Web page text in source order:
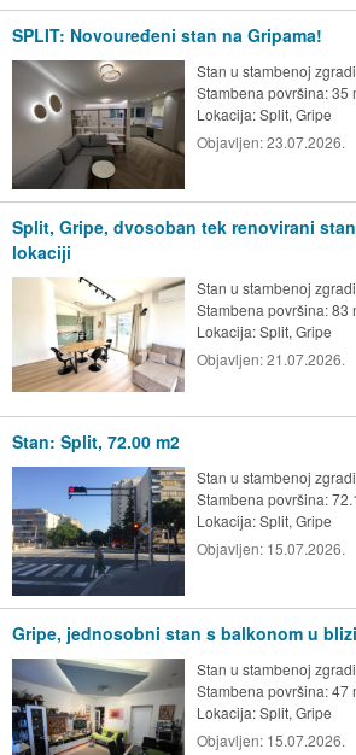
SPLIT: Novouređeni stan na Gripama!
Stan u stambenoj
Stambena površina: 35
Lokacija:Split, Gripe
Objavljen:23.07.2026.
Split, Gripe, dvosoban tek renovirani
lokaciji
Stan u stambenoj
Stambena površina: 83
Lokacija:Split, Gripe
Objavljen:21.07.2026.
Stan: Split, 72.00 m2
Stan u stambenoj
Stambena površina:
Lokacija:Split, Gripe
Objavljen: 15.07.2026.
Gripe, jednosobni stan s balkonom u
Stan u stambenoj
Stambena površina: 47
Lokacija:Split, Gripe
Objavljen: 15.07.2026.